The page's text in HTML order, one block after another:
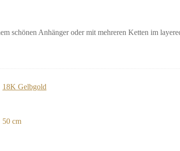
schönen Anhänger oder mit mehreren Ketten im
18K Gelbgold
50 cm